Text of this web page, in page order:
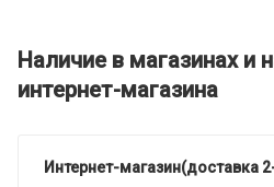
Наличие в магазинах и
интернет-магазина
Интернет-магазин(доставка